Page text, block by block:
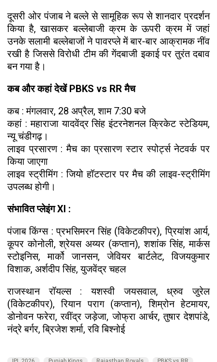
दूसरी ओर पंजाब ने बल्ले से सामूहिक रूप से शानदार प्रदर्शन
किया है, खासकर बल्लेबाजी क्रम के ऊपरी क्रम में जहां
उनके सलामी बल्लेबाजों ने पावरप्ले में बार-बार आक्रामक नींव
रखी है जिससे विरोधी टीम की गेंदबाजी इकाई पर तुरंत दबाव
बन गया है।
कब और कहां देखें PBKS vs RR मैच
कब : मंगलवार, 28 अप्रैल, शाम 7:30 बजे
कहां : महाराजा यादवेंद्र सिंह इंटरनेशनल क्रिकेट स्टेडियम,
न्यू चंडीगढ़।
लाइव प्रसारण : मैच का प्रसारण स्टार स्पोर्ट्स नेटवर्क पर
किया जाएगा
लाइव स्ट्रीमिंग : जियो हॉटस्टार पर मैच की लाइव-स्ट्रीमिंग
उपलब्ध होगी।
संभावित प्लेइंग XI :
पंजाब किंग्स : प्रभसिमरन सिंह (विकेटकीपर), प्रियांश आर्य,
कूपर कोनोली, श्रेयस अय्यर (कप्तान), शशांक सिंह, मार्कस
स्टोइनिस, मार्को जानसन, जेवियर बार्टलेट, विजयकुमार
विशाक, अर्शदीप सिंह, युजवेंद्र चहल
राजस्थान रॉयल्स : यशस्वी जयसवाल, ध्रुव जुरेल
(विकेटकीपर), रियान पराग (कप्तान), शिम्रोन हेटमायर,
डोनोवन फरेरा, रवींद्र जड़ेजा, जोफ्रा आर्चर, तुषार देशपांडे,
नंद्रे बर्गर, ब्रिजेश शर्मा, रवि बिश्नोई